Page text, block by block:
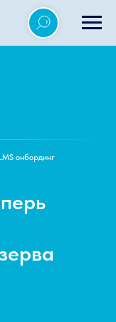
онбординг